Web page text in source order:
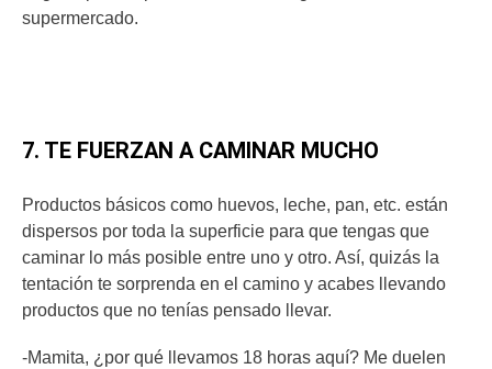
supermercado.
7. TE FUERZAN A CAMINAR MUCHO
Productos básicos como huevos, leche, pan, etc. están
dispersos por toda la superficie para que tengas que
caminar lo más posible entre uno y otro. Así, quizás la
tentación te sorprenda en el camino y acabes llevando
productos que no tenías pensado llevar.
-Mamita, ¿por qué llevamos 18 horas aquí? Me duelen